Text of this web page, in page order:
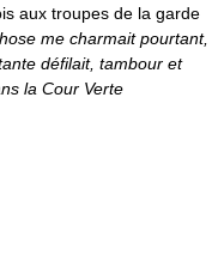
aux troupes de la garde
me charmait pourtant,
défilait, tambour et
la Cour Verte